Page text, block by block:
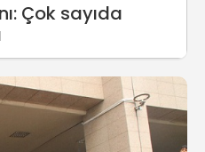
Çok sayıda